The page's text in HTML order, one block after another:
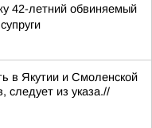
42-летний обвиняемый
в Якутии и Смоленской
следует из указа.//